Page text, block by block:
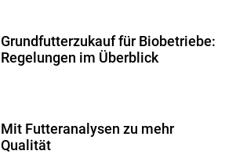
Grundfutterzukauf für Biobetriebe:
Regelungen im Überblick
Mit Futteranalysen zu mehr
Qualität